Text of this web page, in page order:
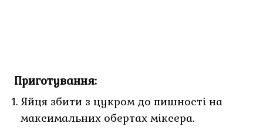
Приготування:
Яйця збити з цукром до пишності на
максимальних обертах міксера.